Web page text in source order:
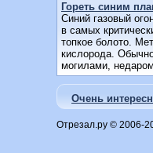
Гореть синим
Синий газовый
в самых
топкое болото.
кислорода.
могилами,
Очень
Отрезал.ру © 2006-